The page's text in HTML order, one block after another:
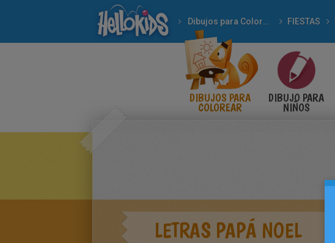
Dibujos para Colorear FIESTAS
DIBUJOS PARA
COLOREAR
DIBUJO PARA
NIÑOS
LETRAS PAPÁ NOEL